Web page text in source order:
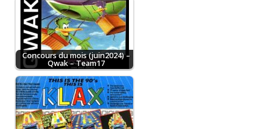
Concours du mois (juin2024) –
Qwak – Team17